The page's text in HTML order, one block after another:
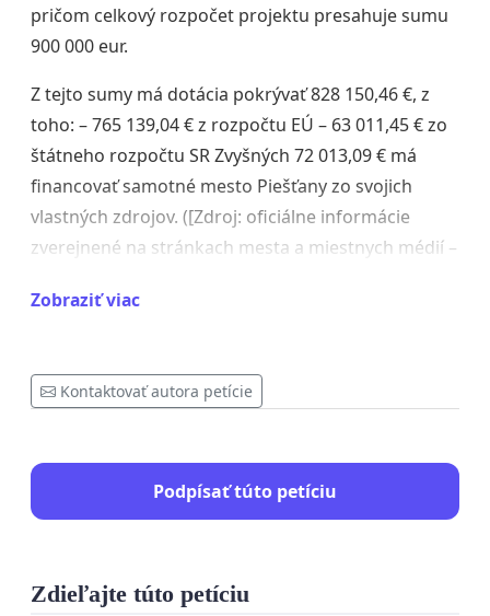
pričom celkový rozpočet projektu presahuje sumu
900 000 eur.
Z tejto sumy má dotácia pokrývať 828 150,46 €, z
toho: – 765 139,04 € z rozpočtu EÚ – 63 011,45 € zo
štátneho rozpočtu SR Zvyšných 72 013,09 € má
financovať samotné mesto Piešťany zo svojich
vlastných zdrojov. ([Zdroj: oficiálne informácie
zverejnené na stránkach mesta a miestnych médií –
do rozpočtu EÚ. De facto ide o peniaze všetkých
PREČO NESÚHLASÍME S REALIZÁCIOU TOHTO
ako miesto oddychu, pokoja a kontaktu s prírodou.
Zobraziť viac
Kontaktovať autora petície
Podpísať túto petíciu
Zdieľajte túto petíciu